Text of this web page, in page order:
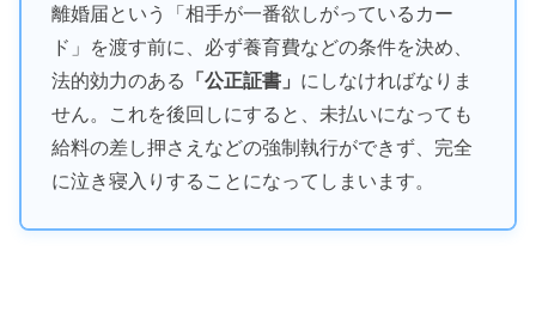
離婚届という「相手が一番欲しがっているカー
ド」を渡す前に、必ず養育費などの条件を決め、
法的効力のある
「公正証書」 にしなければなりま
せん。これを後回しにすると、未払いになっても
給料の差し押さえなどの強制執行ができず、完全
に泣き寝入りすることになってしまいます。